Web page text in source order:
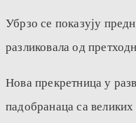
Убрзо се показују
разликовала од
Нова прекретница у
падобранаца са